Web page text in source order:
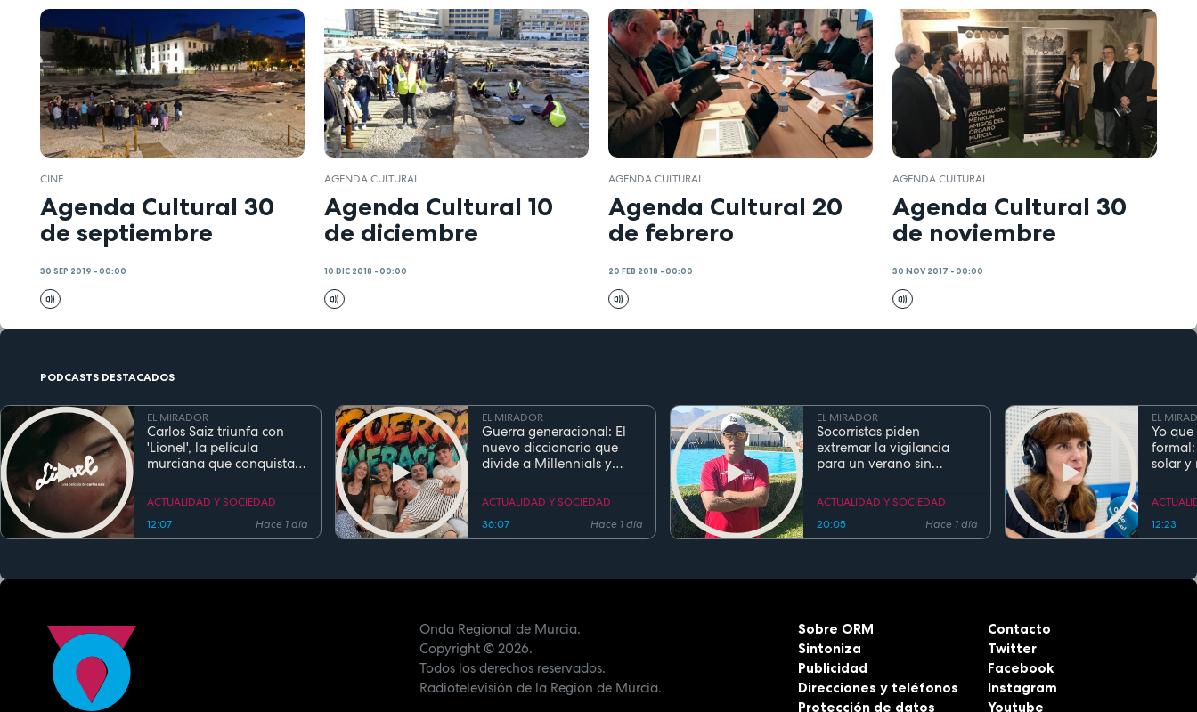
CINE
Agenda Cultural 30
de septiembre
30 SEP 2019 - 00:00
AGENDA CULTURAL
Agenda Cultural 10
de diciembre
10 DIC 2018 - 00:00
AGENDA CULTURAL
Agenda Cultural 20
de febrero
20 FEB 2018 - 00:00
AGENDA CULTURAL
Agenda Cultural 30
de noviembre
30 NOV 2017 - 00:00
PODCASTS DESTACADOS
EL MIRADOR
Carlos Saiz triunfa con
'Lionel', la película
murciana que conquista
estreno
ACTUALIDAD Y SOCIEDAD
12:07
Hace 1 día
EL MIRADOR
Guerra generacional: El
nuevo diccionario que
divide a Millennials y
ACTUALIDAD Y SOCIEDAD
36:07
Hace 1 día
EL MIRADOR
Socorristas piden
extremar la vigilancia
para un verano sin
regla de los 5 segundos
ACTUALIDAD Y SOCIEDAD
20:05
Hace 1 día
EL
Yo
solar y
12:23
Onda Regional de Murcia.
Copyright© 2026.
Todos los derechos reservados.
Radiotelevisión de la Región de Murcia.
Sobre ORM
Sintoniza
Publicidad
Direcciones y teléfonos
Protección de datos
Contacto
Twitter
Facebook
Instagram
Youtube